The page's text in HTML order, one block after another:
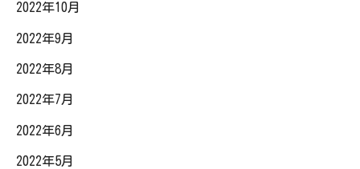
2022年10月
2022年9月
2022年8月
2022年7月
2022年6月
2022年5月